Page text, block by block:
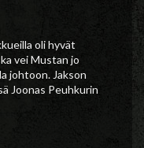
oli hyvät
vei Mustan jo
johtoon. Jakson
Joonas Peuhkurin